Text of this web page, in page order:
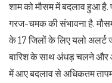
शाम को मौसम में बदलाव हुआ
गरज-चमक की संभावना है.
के 17 जिलों के लिए यलो अलर्ट
बारिश के साथ अंधड़ चलने और
में आए बदलाव से अधिकतम